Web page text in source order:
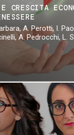
CRESCITA
A. Perotti, I.
A. Pedrocchi, L.